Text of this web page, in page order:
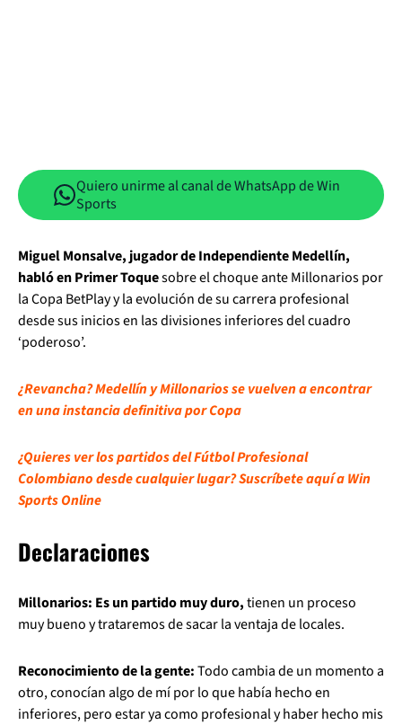
Quiero unirme al canal de WhatsApp de Win
Sports
Miguel Monsalve, jugador de Independiente Medellín,
habló en Primer Toquesobre el choque ante Millonarios por
la Copa BetPlay y la evolución de su carrera profesional
desde sus inicios en las divisiones inferiores del cuadro
‘poderoso’.
¿Revancha? Medellín y Millonarios se vuelven a encontrar
en una instancia definitiva por Copa
¿Quieres ver los partidos del Fútbol Profesional
Colombiano desde cualquier lugar? Suscríbete aquí a Win
Sports Online
Declaraciones
Millonarios: Es un partido muy duro,tienen un proceso
muy bueno y trataremos de sacar la ventaja de locales.
Reconocimiento de la gente:Todo cambia de un momento a
otro, conocían algo de mí por lo que había hecho en
inferiores, pero estar ya como profesional y haber hecho mis